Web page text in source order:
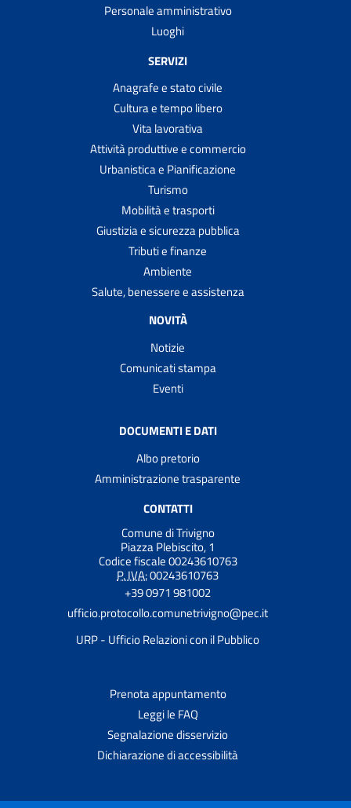
Personale amministrativo
Luoghi
SERVIZI
Anagrafe e stato civile
Cultura e tempo libero
Vita lavorativa
Attività produttive e commercio
Urbanistica e Pianificazione
Turismo
Mobilità e trasporti
Giustizia e sicurezza pubblica
Tributi e finanze
Ambiente
Salute, benessere e assistenza
NOVITÀ
Notizie
Comunicati stampa
Eventi
DOCUMENTI E DATI
Albo pretorio
Amministrazione trasparente
CONTATTI
Comune di Trivigno
Piazza Plebiscito, 1
Codice fiscale 00243610763
P. IVA:00243610763
+39 0971 981002
ufficio.protocollo.comunetrivigno@pec.it
URP - Ufficio Relazioni con il Pubblico
Prenota appuntamento
Leggi le FAQ
Segnalazione disservizio
Dichiarazione di accessibilità